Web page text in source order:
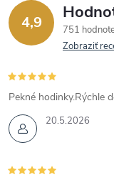
4,9
751
Zobraziť
20.5.2026
Pekné hodinky.Rýchle